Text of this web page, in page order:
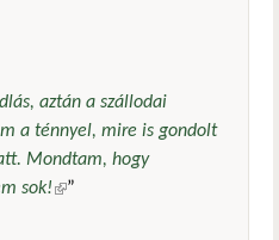
aztán a szállodai
a ténnyel, mire is gondolt
Mondtam, hogy
sok!(külső hivatkozás)
”